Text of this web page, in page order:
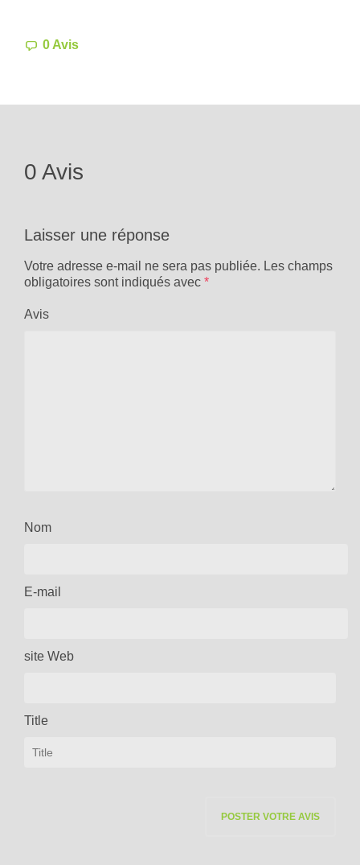
0 Avis
0 Avis
Laisser une réponse
Votre adresse e-mail ne sera pas publiée. Les champs
obligatoires sont indiqués avec *
Avis
Nom
E-mail
site Web
Title